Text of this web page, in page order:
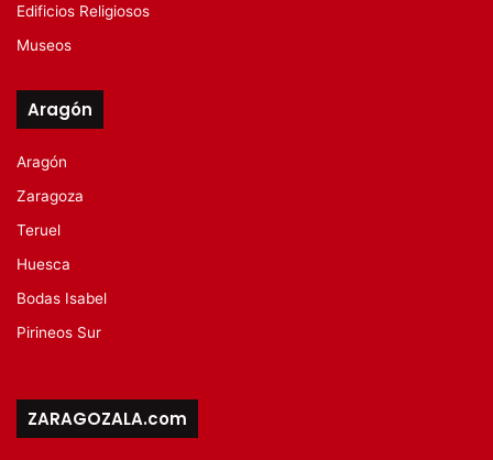
Edificios Religiosos
Museos
Aragón
Aragón
Zaragoza
Teruel
Huesca
Bodas Isabel
Pirineos Sur
ZARAGOZALA.com